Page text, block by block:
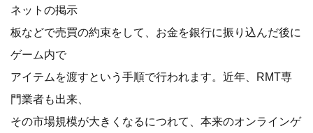
ネットの掲示
板などで売買の約束をして、お金を銀行に振り込んだ後に
ゲーム内で
アイテムを渡すという手順で行われます。近年、RMT専
門業者も出来、
その市場規模が大きくなるにつれて、本来のオンラインゲ